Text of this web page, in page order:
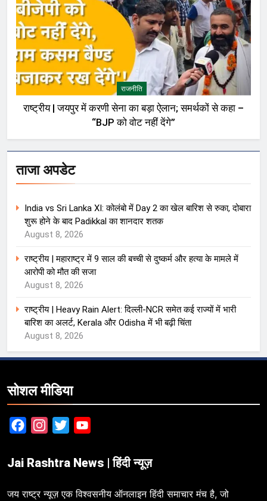
राजनीति
राष्ट्रीय | जयपुर में करणी सेना का बड़ा ऐलान; समर्थकों से कहा –
“BJP को वोट नहीं देंगे”
ताजा अपडेट
India vs Sri Lanka XI: कोलंबो में Day 2 का खेल बारिश से रुका, दोबारा
शुरू होने के बाद Padikkal का शानदार शतक
August 8, 2026
राष्ट्रीय | महाराष्ट्र में 9 साल की बच्ची से दुष्कर्म और हत्या के मामले में
आरोपी को मौत की सजा
August 8, 2026
राष्ट्रीय | Heavy Rain Alert: दिल्ली-NCR समेत कई राज्यों में भारी
बारिश का अलर्ट, Kerala और Odisha में भी बढ़ी चिंता
August 8, 2026
सोशल मीडिया
FacebookInstagram
Twitter
Jai Rashtra News | हिंदी न्यूज़
जय राष्ट्र न्यूज़ एक विश्वसनीय ऑनलाइन हिंदी समाचार मंच है, जो